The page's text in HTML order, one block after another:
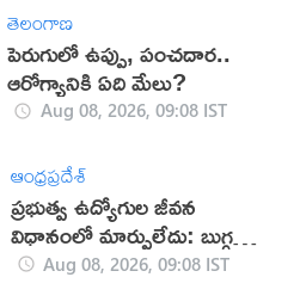
తెలంగాణ
పెరుగులో ఉప్పు, పంచదార..
ఆరోగ్యానికి ఏది మేలు?
Aug 08, 2026, 09:08 IST
ఆంధ్రప్రదేశ్
ప్రభుత్వ ఉద్యోగుల జీవన
విధానంలో మార్పులేదు: బుగ్గన
(వీడియో)
Aug 08, 2026, 09:08 IST